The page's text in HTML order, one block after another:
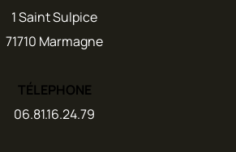
1 Saint Sulpice
71710 Marmagne
TÉLEPHONE
06.81.16.24.79